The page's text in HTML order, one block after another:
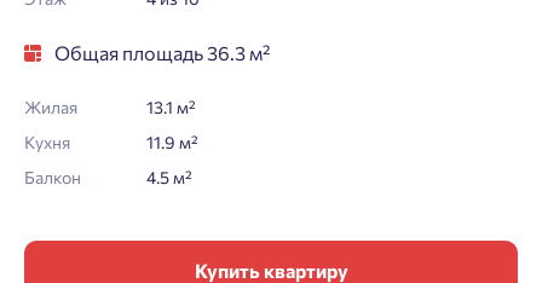
Общая площадь 36.3 м²
Жилая
13.1 м²
Кухня
11.9 м²
Балкон
4.5 м²
Купить квартиру